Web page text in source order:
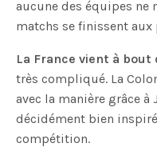
aucune des équipes ne
matchs se finissent
La France vient à bout
très compliqué. La
avec la manière grâce
décidément bien
compétition.